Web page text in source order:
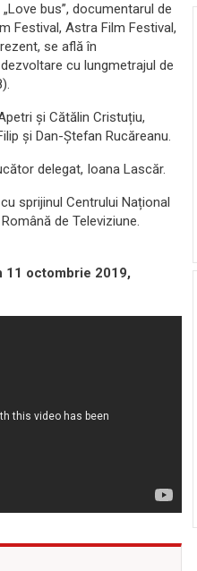
bus”, documentarul de
Festival, Astra Film Festival,
se află în
cu lungmetrajul de
și Cătălin Cristuțiu,
și Dan-Ștefan Rucăreanu.
delegat, Ioana Lascăr.
sprijinul Centrului Național
de Televiziune.
11 octombrie 2019,